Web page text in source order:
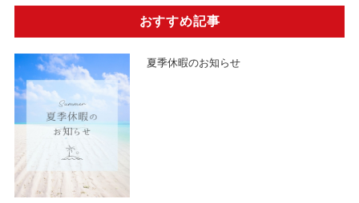
おすすめ記事
夏季休暇のお知らせ